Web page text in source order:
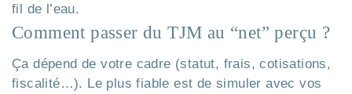
fil de l’eau.
Comment passer du TJM au “net” perçu ?
Ça dépend de votre cadre (statut, frais, cotisations,
fiscalité…). Le plus fiable est de simuler avec vos